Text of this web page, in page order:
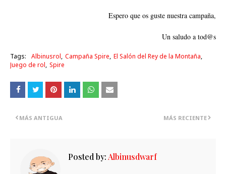
Espero que os guste nuestra campaña,
Un saludo a tod@s
Tags: Albinusrol Campaña Spire El Salón del Rey de la Montaña
Juego de rol Spire
MÁS RECIENTE
MÁS ANTIGUA
Posted by:Albinusdwarf